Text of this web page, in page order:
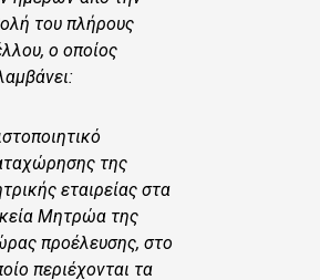
του πλήρους
ο οποίος
της
εταιρείας στα
Μητρώα της
προέλευσης, στο
περιέχονται τα